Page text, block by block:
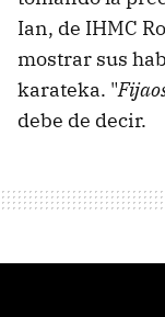
Ian, de IHMC
mostrar sus
karateka. "
debe de decir.